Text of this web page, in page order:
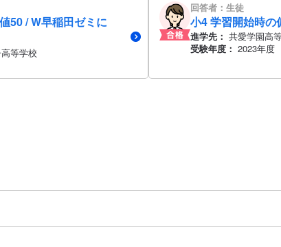
50 / W早稲田ゼミに
等学校
回答者：生徒
小4 学習開始時の
進学先： 共愛学園高
受験年度： 2023年度